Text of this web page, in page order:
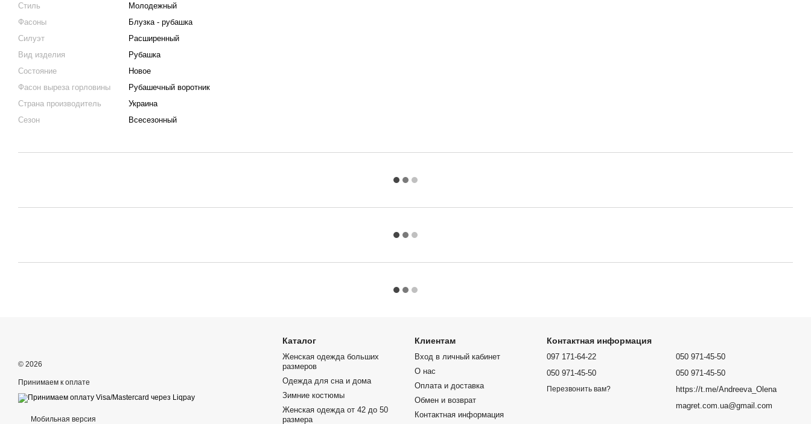
Стиль
Молодежный
Фасоны
Блузка - рубашка
Силуэт
Расширенный
Вид изделия
Рубашка
Состояние
Новое
Фасон выреза горловины
Рубашечный воротник
Страна производитель
Украина
Сезон
Всесезонный
© 2026
Принимаем к оплате
Мобильная версия
Каталог
Женская одежда больших
размеров
Одежда для сна и дома
Зимние костюмы
Женская одежда от 42 до 50
размера
Клиентам
Вход в личный кабинет
О нас
Оплата и доставка
Обмен и возврат
Контактная информация
Контактная информация
097 171-64-22
050 971-45-50
Перезвонить вам?
050 971-45-50
050 971-45-50
https://t.me/Andreeva_Olena
magret.com.ua@gmail.com